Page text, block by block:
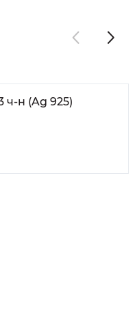
Крест 3-326-3 ч-н (Ag 925)